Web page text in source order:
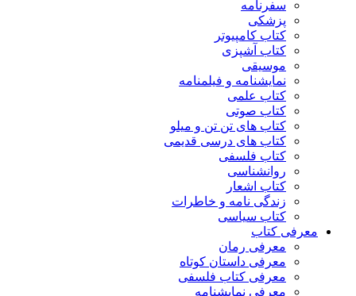
سفرنامه
پزشکی
کتاب کامپیوتر
کتاب آشپزی
موسیقی
نمایشنامه و فیلمنامه
کتاب علمی
کتاب صوتی
کتاب های تن تن و میلو
کتاب های درسی قدیمی
کتاب فلسفی
روانشناسی
کتاب اشعار
زندگی نامه و خاطرات
کتاب سیاسی
معرفی کتاب
معرفی رمان
معرفی داستان کوتاه
معرفی کتاب فلسفی
معرفی نمایشنامه